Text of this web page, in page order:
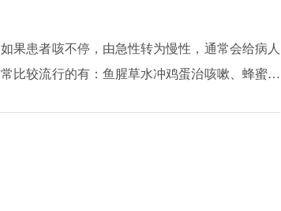
果患者咳不停，由急性转为慢性，通常会给病人
比较流行的有：鱼腥草水冲鸡蛋治咳嗽、蜂蜜鸡